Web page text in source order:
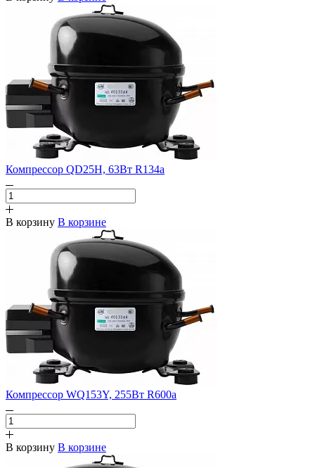
Компрессор QD25H, 63Вт R134a
В корзину В корзине
Компрессор WQ153Y, 255Вт R600a
В корзину В корзине